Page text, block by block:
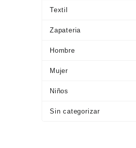
Textil
Zapateria
Hombre
Mujer
Niños
Sin categorizar